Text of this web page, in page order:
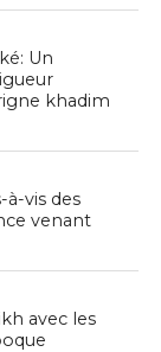
Un
khadim
à-vis des
venant
avec les